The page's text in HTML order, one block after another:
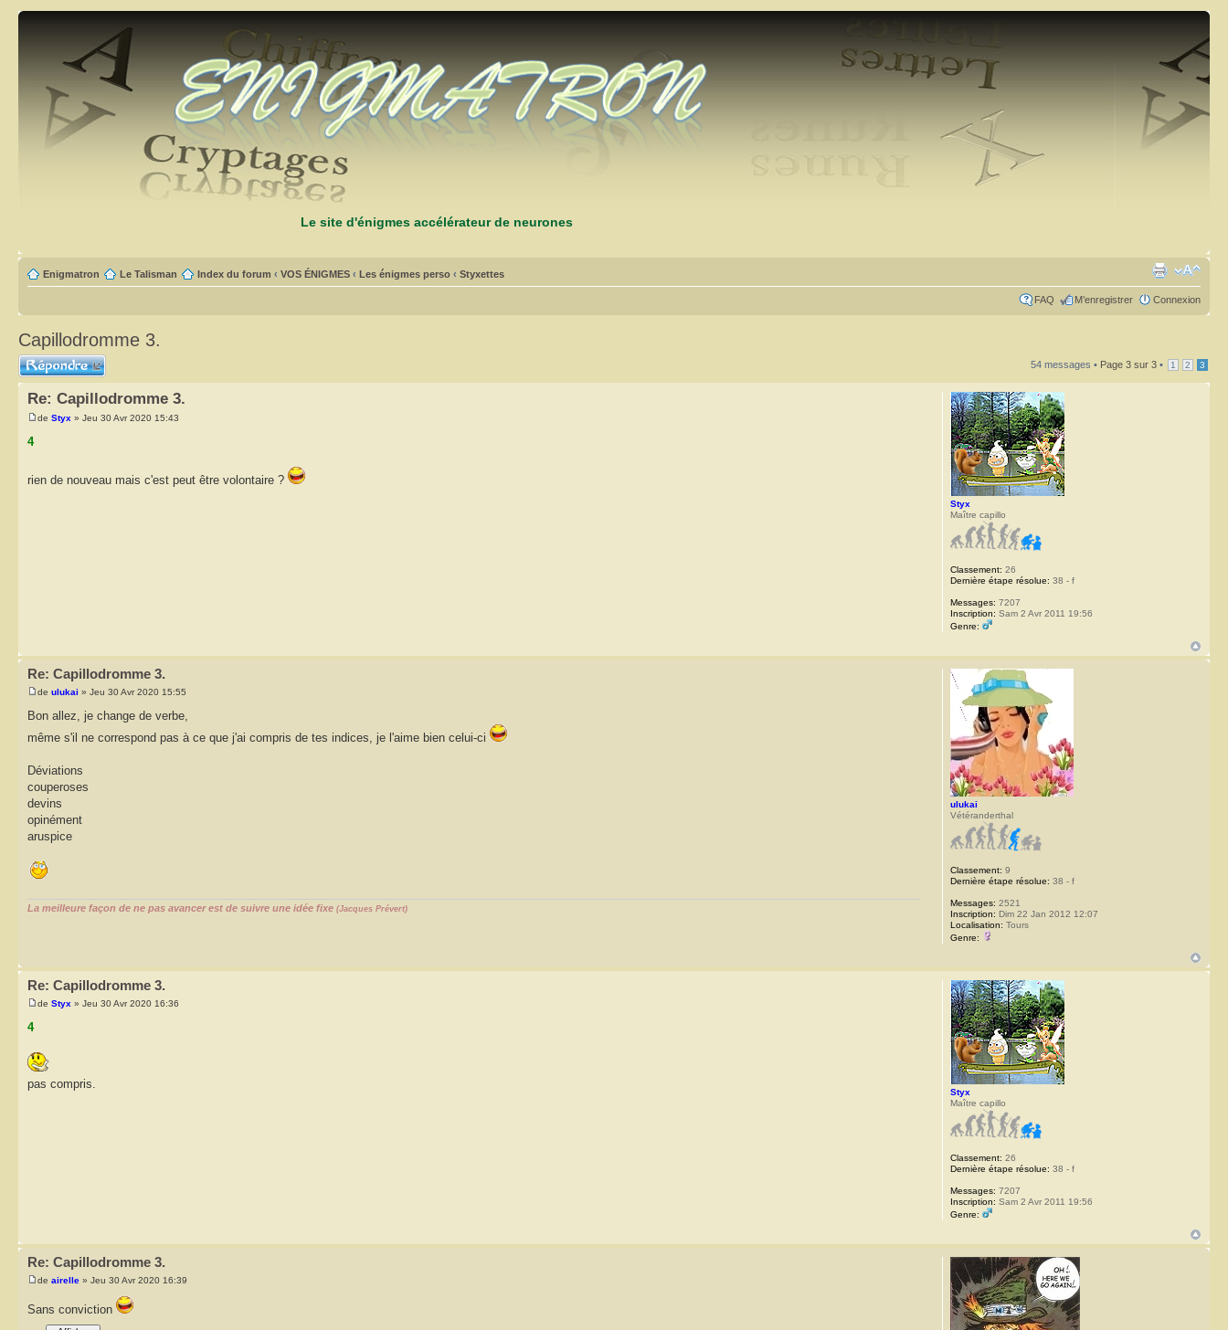
Le site d'énigmes accélérateur de neurones
Enigmatron Le Talisman Index du forum ‹ VOS ÉNIGMES ‹ Les énigmes perso ‹ Styxettes
FAQ M’enregistrer Connexion
Capillodromme 3.
Répondre 54 messages • Page 3 sur 3 • 1 2 3
Re: Capillodromme 3.
de Styx » Jeu 30 Avr 2020 15:43
4
rien de nouveau mais c'est peut être volontaire ?
Styx
Maître capillo
Classement: 26
Dernière étape résolue: 38 - f
Messages: 7207
Inscription: Sam 2 Avr 2011 19:56
Genre:
Re: Capillodromme 3.
de ulukai » Jeu 30 Avr 2020 15:55
Bon allez, je change de verbe,
même s'il ne correspond pas à ce que j'ai compris de tes indices, je l'aime bien celui-ci
Déviations
couperoses
devins
opinément
aruspice
La meilleure façon de ne pas avancer est de suivre une idée fixe (Jacques Prévert)
ulukai
Vétéranderthal
Classement: 9
Dernière étape résolue: 38 - f
Messages: 2521
Inscription: Dim 22 Jan 2012 12:07
Localisation: Tours
Genre:
Re: Capillodromme 3.
de Styx » Jeu 30 Avr 2020 16:36
4
pas compris.
Styx
Maître capillo
Classement: 26
Dernière étape résolue: 38 - f
Messages: 7207
Inscription: Sam 2 Avr 2011 19:56
Genre:
Re: Capillodromme 3.
de airelle » Jeu 30 Avr 2020 16:39
Sans conviction